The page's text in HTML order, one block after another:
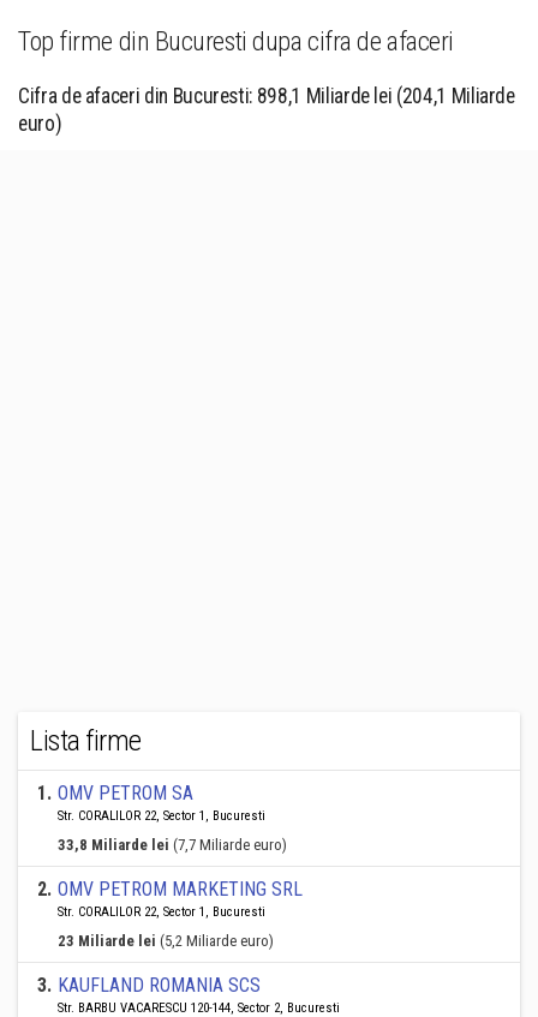
Top firme din Bucuresti dupa cifra de afaceri
Cifra de afaceri din Bucuresti: 898,1 Miliarde lei (204,1 Miliarde
euro)
Lista firme
1. OMV PETROM SA
Str. CORALILOR 22, Sector 1, Bucuresti
33,8 Miliarde lei (7,7 Miliarde euro)
2. OMV PETROM MARKETING SRL
Str. CORALILOR 22, Sector 1, Bucuresti
23 Miliarde lei (5,2 Miliarde euro)
3. KAUFLAND ROMANIA SCS
Str. BARBU VACARESCU 120-144, Sector 2, Bucuresti